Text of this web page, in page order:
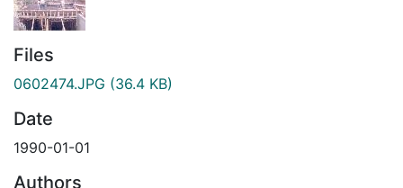
Files
0602474.JPG (36.4 KB)
Date
1990-01-01
Authors